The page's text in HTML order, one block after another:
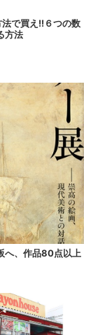
で買え!!６つの数
方法
へ、作品80点以上